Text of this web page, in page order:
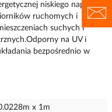
niskiego napięcia,
ruchomych i
suchych i
na UV i
bezpośrednio w
x 1m